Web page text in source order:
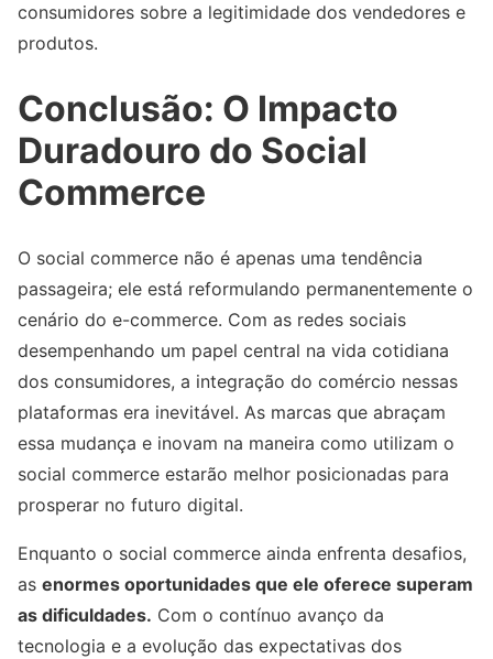
consumidores sobre a legitimidade dos vendedores e
produtos.
Conclusão: O Impacto
Duradouro do Social
Commerce
O social commerce não é apenas uma tendência
passageira; ele está reformulando permanentemente o
cenário do e-commerce. Com as redes sociais
desempenhando um papel central na vida cotidiana
dos consumidores, a integração do comércio nessas
plataformas era inevitável. As marcas que abraçam
essa mudança e inovam na maneira como utilizam o
social commerce estarão melhor posicionadas para
prosperar no futuro digital.
Enquanto o social commerce ainda enfrenta desafios,
as enormes oportunidades que ele oferece superam
as dificuldades. Com o contínuo avanço da
tecnologia e a evolução das expectativas dos